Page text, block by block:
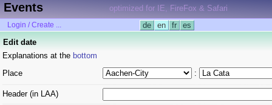
Events optimized for IE, FireFox & Safari
Login / Create ... de en fr
es
Edit date
Explanations at the bottom
Place
:
Header (in LAA)